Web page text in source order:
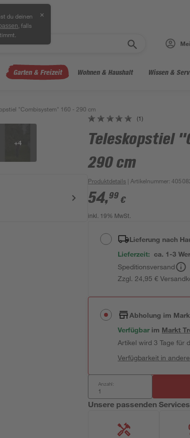
du deinen
, falls
✕
Garten & Freizeit Wohnen & Haushalt Wissen &
"Combisystem" 160 - 290 cm
+4
(1)
Teleskopstiel
290 cm
Produktdetails | Artikelnummer:
54,99 €
inkl. 19% MwSt.
Lieferung nach
Lieferzeit: ca. 1-3
Speditionsversand
Zzgl. 24,95 €
Abholung im
Verfügbar im Markt
Artikel wird 3 Tage für
Verfügbarkeit in
Anzahl:
Unsere passenden Services